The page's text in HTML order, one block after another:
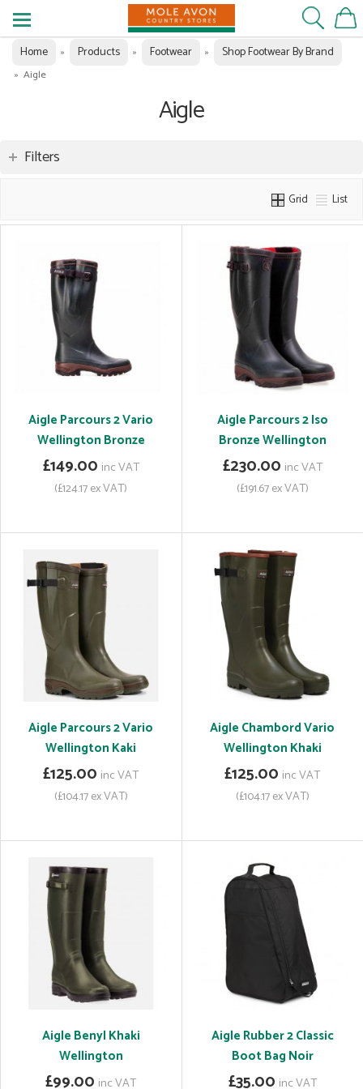
Home » Products » Footwear » Shop Footwear By Brand
» Aigle
Aigle
Filters
Grid List
Aigle Parcours 2 Vario
Wellington Bronze
£149.00 inc VAT
(£124.17 ex VAT)
Aigle Parcours 2 Iso
Bronze Wellington
£230.00 inc VAT
(£191.67 ex VAT)
Aigle Parcours 2 Vario
Wellington Kaki
£125.00 inc VAT
(£104.17 ex VAT)
Aigle Chambord Vario
Wellington Khaki
£125.00 inc VAT
(£104.17 ex VAT)
Aigle Benyl Khaki
Wellington
£99.00 inc VAT
Aigle Rubber 2 Classic
Boot Bag Noir
£35.00 inc VAT